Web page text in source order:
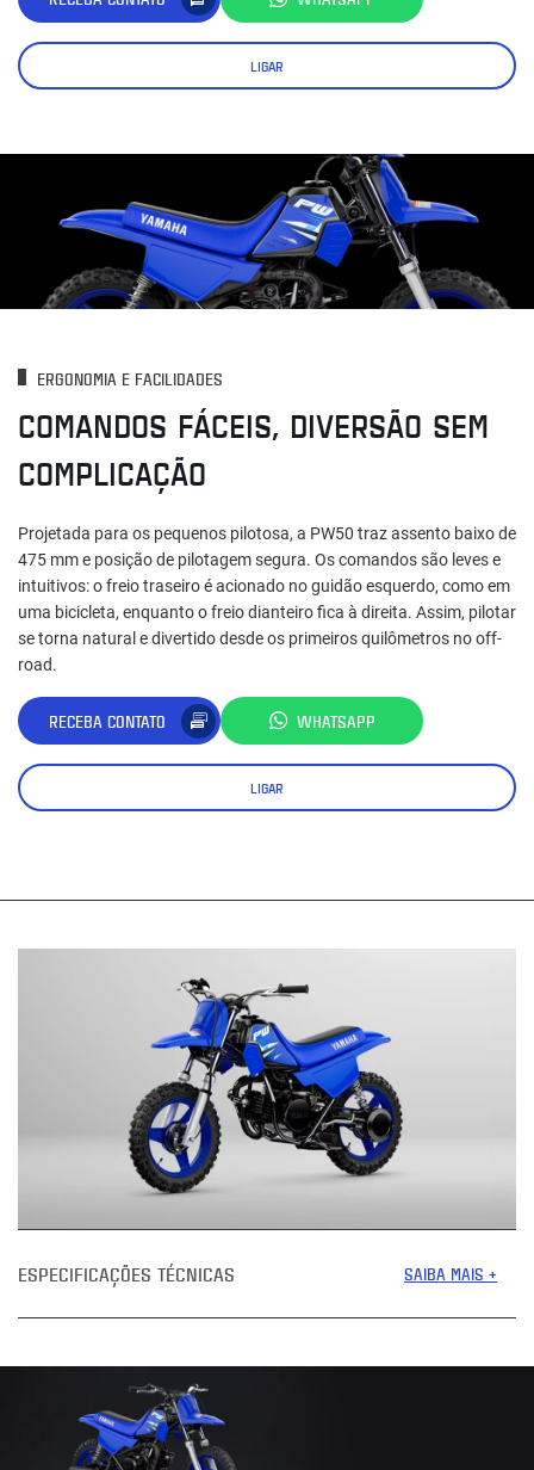
LIGAR
ERGONOMIA E FACILIDADES
COMANDOS FÁCEIS, DIVERSÃO SEM
COMPLICAÇÃO
Projetada para os pequenos pilotosa, a PW50 traz assento baixo de
475 mm e posição de pilotagem segura. Os comandos são leves e
intuitivos: o freio traseiro é acionado no guidão esquerdo, como em
uma bicicleta, enquanto o freio dianteiro fica à direita. Assim, pilotar
se torna natural e divertido desde os primeiros quilômetros no off-
road.
RECEBA CONTATO WHATSAPP
LIGAR
ESPECIFICAÇÕES TÉCNICAS SAIBA MAIS +